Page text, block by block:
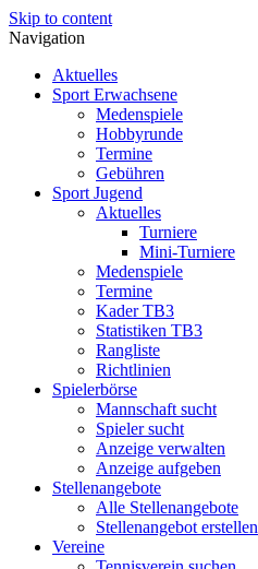
Skip to content
Navigation
Aktuelles
Sport Erwachsene
Medenspiele
Hobbyrunde
Termine
Gebühren
Sport Jugend
Aktuelles
Turniere
Mini-Turniere
Medenspiele
Termine
Kader TB3
Statistiken TB3
Rangliste
Richtlinien
Spielerbörse
Mannschaft sucht
Spieler sucht
Anzeige verwalten
Anzeige aufgeben
Stellenangebote
Alle Stellenangebote
Stellenangebot erstellen
Vereine